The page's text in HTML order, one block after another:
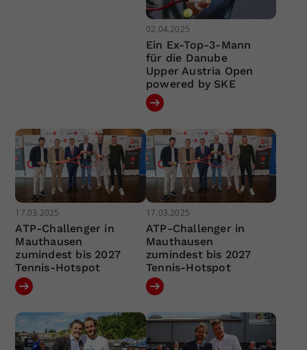
02.04.2025
Ein Ex-Top-3-Mann
für die Danube
Upper Austria Open
powered by SKE
17.03.2025
ATP-Challenger in
Mauthausen
zumindest bis 2027
Tennis-Hotspot
17.03.2025
ATP-Challenger in
Mauthausen
zumindest bis 2027
Tennis-Hotspot